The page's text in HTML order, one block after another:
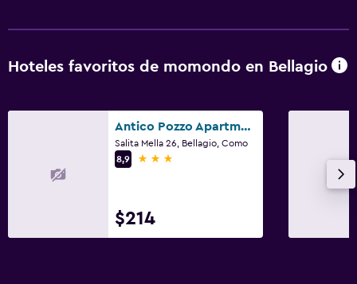
Hoteles favoritos de momondo en Bellagio
Antico Pozzo Apartment
Salita Mella 26, Bellagio, Como
8,9
3 estrellas
$214